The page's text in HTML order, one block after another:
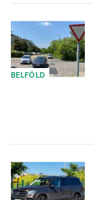
BELFÖLD